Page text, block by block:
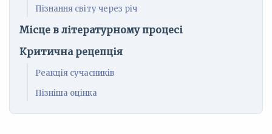
Пізнання світу через річ
Місце в літературному процесі
Критична рецепція
Реакція сучасників
Пізніша оцінка